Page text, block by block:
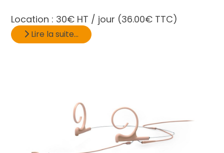
Location : 30€ HT / jour (36.00€ TTC)
Lire la suite...